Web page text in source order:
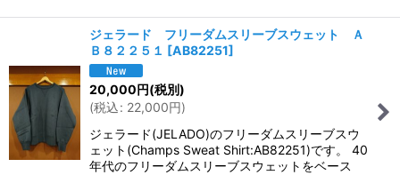
ジェラード フリーダムスリーブスウェット Ａ
Ｂ８２２５１ [AB82251]
20,000円(税別)
(税込: 22,000円)
ジェラード(JELADO)のフリーダムスリーブスウ
ェット(Champs Sweat Shirt:AB82251)です。 40
年代のフリーダムスリーブスウェットをベース